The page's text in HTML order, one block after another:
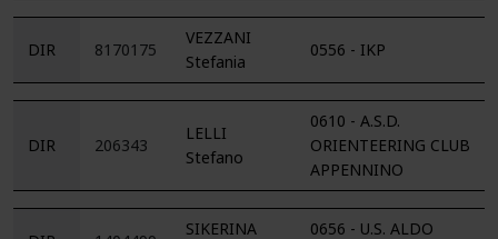
DIR 8170175
VEZZANI
Stefania
0556 - IKP
DIR 206343
LELLI
Stefano
0610 - A.S.D.
ORIENTEERING CLUB
APPENNINO
SIKERINA
0656 - U.S. ALDO